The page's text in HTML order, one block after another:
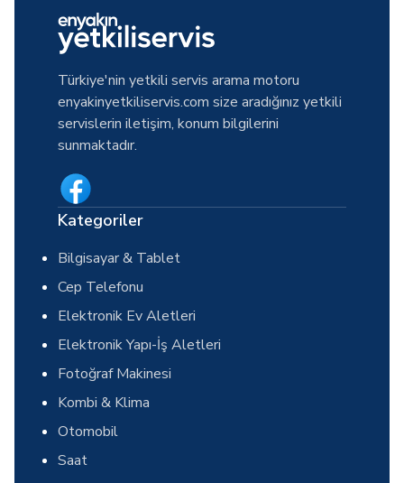
Türkiye'nin yetkili servis arama motoru
enyakinyetkiliservis.com size aradığınız yetkili
servislerin iletişim, konum bilgilerini
sunmaktadır.
Kategoriler
Bilgisayar & Tablet
Cep Telefonu
Elektronik Ev Aletleri
Elektronik Yapı-İş Aletleri
Fotoğraf Makinesi
Kombi & Klima
Otomobil
Saat